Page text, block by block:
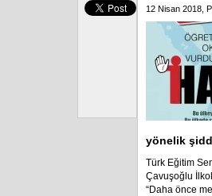
12 Nisan 2018,
yönelik
Türk Eğitim
Çavuşoğlu
“Daha önce